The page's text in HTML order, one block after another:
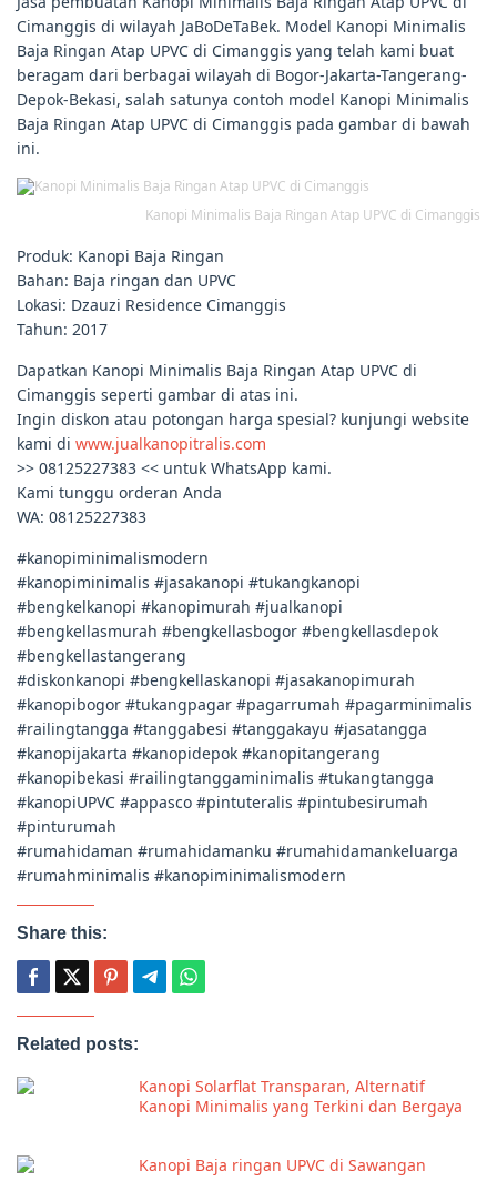
Cimanggis di wilayah JaBoDeTaBek. Model Kanopi Minimalis
Baja Ringan Atap UPVC di Cimanggis yang telah kami buat
beragam dari berbagai wilayah di Bogor-Jakarta-Tangerang-
Depok-Bekasi, salah satunya contoh model Kanopi Minimalis
Baja Ringan Atap UPVC di Cimanggis pada gambar di bawah
ini.
Kanopi Minimalis Baja Ringan Atap UPVC di Cimanggis
Produk: Kanopi Baja Ringan
Bahan: Baja ringan dan UPVC
Lokasi: Dzauzi Residence Cimanggis
Tahun: 2017
Dapatkan Kanopi Minimalis Baja Ringan Atap UPVC di
Cimanggis seperti gambar di atas ini.
Ingin diskon atau potongan harga spesial? kunjungi website
kami di www.jualkanopitralis.com
>> 08125227383 << untuk WhatsApp kami.
Kami tunggu orderan Anda
WA: 08125227383
#kanopiminimalismodern
#kanopiminimalis #jasakanopi #tukangkanopi
#bengkelkanopi #kanopimurah #jualkanopi
#bengkellasmurah #bengkellasbogor #bengkellasdepok
#bengkellastangerang
#diskonkanopi #bengkellaskanopi #jasakanopimurah
#kanopibogor #tukangpagar #pagarrumah #pagarminimalis
#railingtangga #tanggabesi #tanggakayu #jasatangga
#kanopijakarta #kanopidepok #kanopitangerang
#kanopibekasi #railingtanggaminimalis #tukangtangga
#kanopiUPVC #appasco #pintuteralis #pintubesirumah
#pinturumah
#rumahidaman #rumahidamanku #rumahidamankeluarga
#rumahminimalis #kanopiminimalismodern
Share this:
Related posts:
Kanopi Solarflat Transparan, Alternatif
Kanopi Minimalis yang Terkini dan Bergaya
Kanopi Baja ringan UPVC di Sawangan